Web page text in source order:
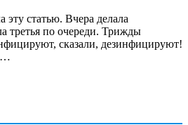
эту статью. Вчера делала
третья по очереди. Трижды
сказали, дезинфицируют!
…